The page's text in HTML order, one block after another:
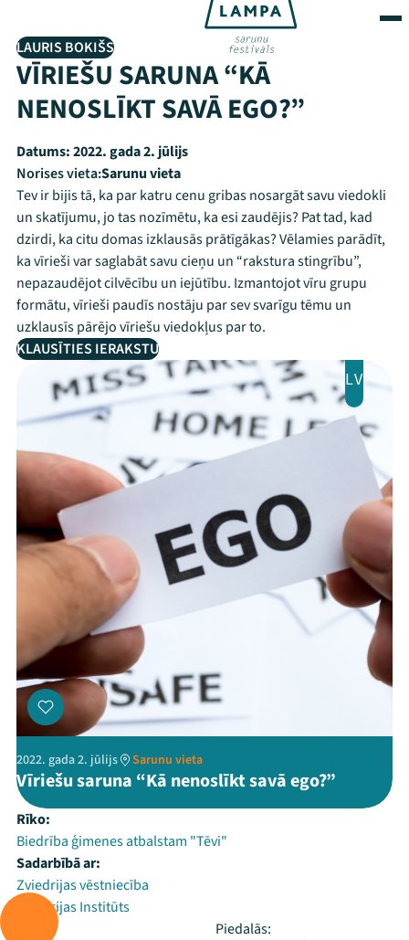
LAURIS BOKIŠS
VĪRIEŠU SARUNA “KĀ
NENOSLĪKT SAVĀ EGO?”
Datums:2022. gada 2. jūlijs
Norises vieta:Sarunu vieta
Tev ir bijis tā, ka par katru cenu gribas nosargāt savu viedokli
un skatījumu, jo tas nozīmētu, ka esi zaudējis? Pat tad, kad
dzirdi, ka citu domas izklausās prātīgākas? Vēlamies parādīt,
ka vīrieši var saglabāt savu cieņu un “rakstura stingrību”,
nepazaudējot cilvēcību un iejūtību. Izmantojot vīru grupu
formātu, vīrieši paudīs nostāju par sev svarīgu tēmu un
uzklausīs pārējo vīriešu viedokļus par to.
KLAUSĪTIES IERAKSTU
LV
2022. gada 2. jūlijs Sarunu vieta
Vīriešu saruna “Kā nenoslīkt savā ego?”
Rīko:
Biedrība ģimenes atbalstam "Tēvi"
Sadarbībā ar:
Zviedrijas vēstniecība
Zviedrijas Institūts
Piedalās: